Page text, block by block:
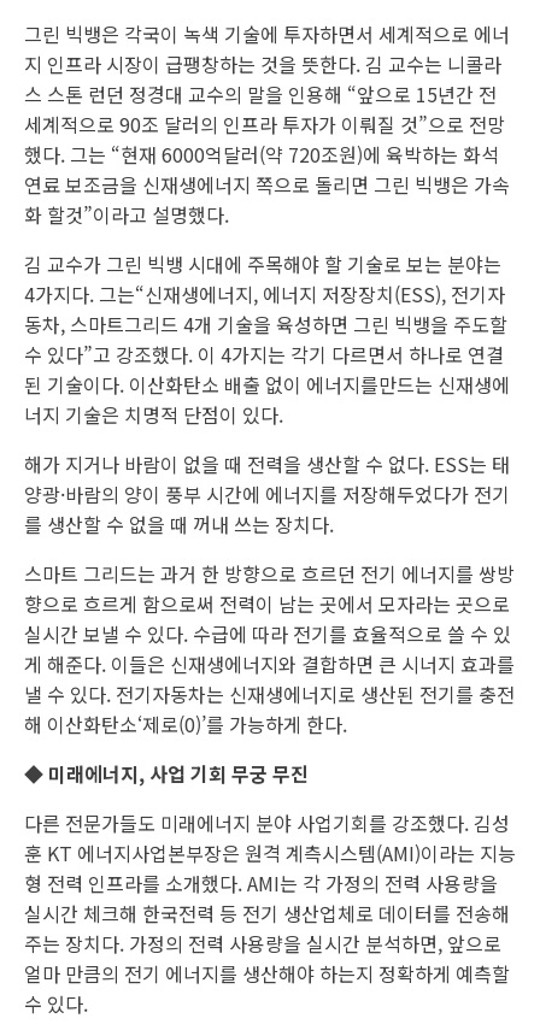
그린 빅뱅은 각국이 녹색 기술에 투자하면서 세계적으로 에너
지 인프라 시장이 급팽창하는 것을 뜻한다. 김 교수는 니콜라
스 스톤 런던 정경대 교수의 말을 인용해 “앞으로 15년간 전
세계적으로 90조 달러의 인프라 투자가 이뤄질 것”으로 전망
했다. 그는 “현재 6000억달러(약 720조원)에 육박하는 화석
연료 보조금을 신재생에너지 쪽으로 돌리면 그린 빅뱅은 가속
화 할것”이라고 설명했다.
김 교수가 그린 빅뱅 시대에 주목해야 할 기술로 보는 분야는
4가지다. 그는“신재생에너지, 에너지 저장장치(ESS), 전기자
동차, 스마트그리드 4개 기술을 육성하면 그린 빅뱅을 주도할
수 있다”고 강조했다. 이 4가지는 각기 다르면서 하나로 연결
된 기술이다. 이산화탄소 배출 없이 에너지를만드는 신재생에
너지 기술은 치명적 단점이 있다.
해가 지거나 바람이 없을 때 전력을 생산할 수 없다. ESS는 태
양광·바람의 양이 풍부 시간에 에너지를 저장해두었다가 전기
를 생산할 수 없을 때 꺼내 쓰는 장치다.
스마트 그리드는 과거 한 방향으로 흐르던 전기 에너지를 쌍방
향으로 흐르게 함으로써 전력이 남는 곳에서 모자라는 곳으로
실시간 보낼 수 있다. 수급에 따라 전기를 효율적으로 쓸 수 있
게 해준다. 이들은 신재생에너지와 결합하면 큰 시너지 효과를
낼 수 있다. 전기자동차는 신재생에너지로 생산된 전기를 충전
해 이산화탄소‘제로(0)’를 가능하게 한다.
◆ 미래에너지, 사업 기회 무궁 무진
다른 전문가들도 미래에너지 분야 사업기회를 강조했다. 김성
훈 KT 에너지사업본부장은 원격 계측시스템(AMI)이라는 지능
형 전력 인프라를 소개했다. AMI는 각 가정의 전력 사용량을
실시간 체크해 한국전력 등 전기 생산업체로 데이터를 전송해
주는 장치다. 가정의 전력 사용량을 실시간 분석하면, 앞으로
얼마 만큼의 전기 에너지를 생산해야 하는지 정확하게 예측할
수 있다.